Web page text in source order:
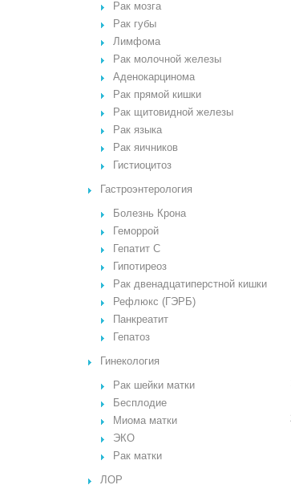
Рак мозга
Рак губы
Лимфома
Рак молочной железы
Аденокарцинома
Рак прямой кишки
Рак щитовидной железы
Рак языка
Рак яичников
Гистиоцитоз
Гастроэнтерология
Болезнь Крона
Геморрой
Гепатит С
Гипотиреоз
Рак двенадцатиперстной кишки
Рефлюкс (ГЭРБ)
Панкреатит
Гепатоз
Гинекология
Рак шейки матки
Бесплодие
Миома матки
ЭКО
Рак матки
ЛОР